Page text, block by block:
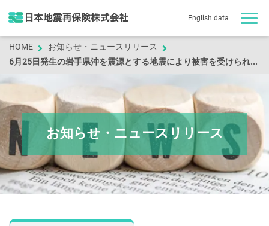
English data
HOME
お知らせ・ニュースリリース
6月25日発生の岩手県沖を震源とする地震により被害を受けられました皆様へ
お知らせ・ニュースリリース